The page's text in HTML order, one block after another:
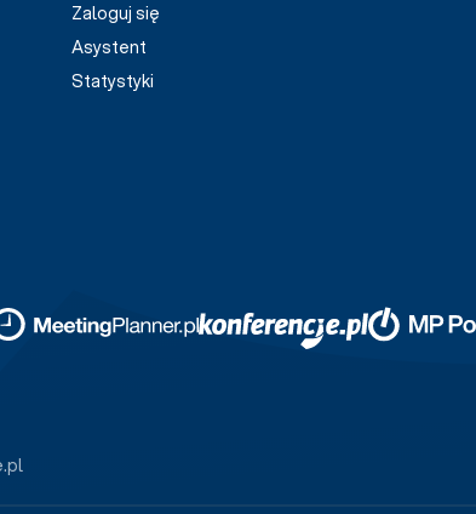
Zaloguj się
Asystent
Statystyki